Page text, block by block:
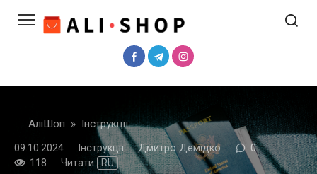
АліШоп » Інструкції
09.10.2024 Інструкції Дмитро Демідко
0
118
Читати RU